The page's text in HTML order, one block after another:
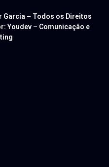
Garcia – Todos os Direitos
Youdev – Comunicação e